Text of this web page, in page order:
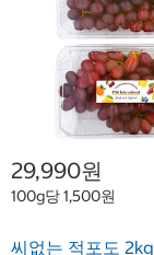
29,990원
100g당 1,500원
씨없는 적포도 2kg